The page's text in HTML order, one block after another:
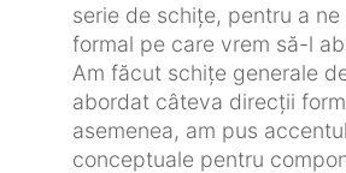
serie de schițe, pentru a
formal pe care vrem să-l
Am făcut schițe generale
abordat câteva direcții
asemenea, am pus
conceptuale pentru